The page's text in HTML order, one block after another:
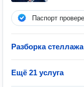
Паспорт
Разборка стеллажа
Ещё 21 услуга